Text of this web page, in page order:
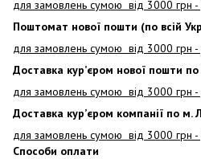
для замовлень сумою від 3000 грн
Поштомат нової пошти (по всій
для замовлень сумою від 3000 грн -
Доставка кур’єром нової пошти по
для замовлень сумою від 3000 грн -
Доставка кур’єром компанії по м.
для замовлень сумою від 3000 грн -
Способи оплати